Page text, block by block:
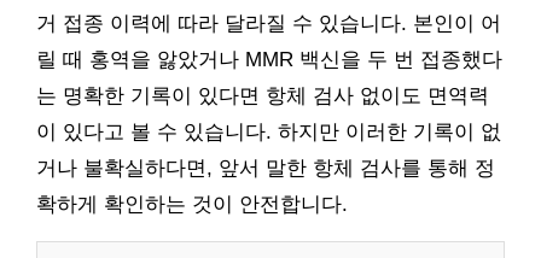
거 접종 이력에 따라 달라질 수 있습니다. 본인이 어
릴 때 홍역을 앓았거나 MMR 백신을 두 번 접종했다
는 명확한 기록이 있다면 항체 검사 없이도 면역력
이 있다고 볼 수 있습니다. 하지만 이러한 기록이 없
거나 불확실하다면, 앞서 말한 항체 검사를 통해 정
확하게 확인하는 것이 안전합니다.